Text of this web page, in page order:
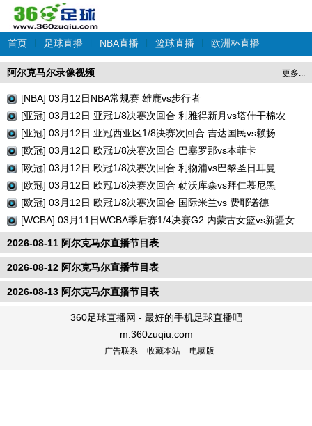
首页 足球直播 NBA直播 篮球直播 欧洲杯直播
更多...
阿尔克马尔录像视频
[NBA] 03月12日NBA常规赛 雄鹿vs步行者
[亚冠] 03月12日 亚冠1/8决赛次回合 利雅得新月vs塔什干棉农
[亚冠] 03月12日 亚冠西亚区1/8决赛次回合 吉达国民vs赖扬
[欧冠] 03月12日 欧冠1/8决赛次回合 巴塞罗那vs本菲卡
[欧冠] 03月12日 欧冠1/8决赛次回合 利物浦vs巴黎圣日耳曼
[欧冠] 03月12日 欧冠1/8决赛次回合 勒沃库森vs拜仁慕尼黑
[欧冠] 03月12日 欧冠1/8决赛次回合 国际米兰vs 费耶诺德
[WCBA] 03月11日WCBA季后赛1/4决赛G2 内蒙古女篮vs新疆女
篮
2026-08-11 阿尔克马尔直播节目表
2026-08-12 阿尔克马尔直播节目表
2026-08-13 阿尔克马尔直播节目表
360足球直播网 - 最好的手机足球直播吧
m.360zuqiu.com
广告联系 收藏本站 电脑版